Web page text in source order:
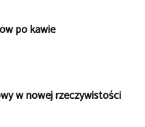
po kawie
w nowej rzeczywistości